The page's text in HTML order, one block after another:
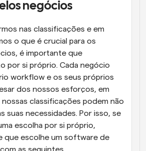
negócios
nas classificações e em
o que é crucial para os
é importante que
por si próprio. Cada negócio
workflow e os seus próprios
dos nossos esforços, em
nossas classificações podem não
suas necessidades. Por isso, se
escolha por si próprio,
que escolhe um software de